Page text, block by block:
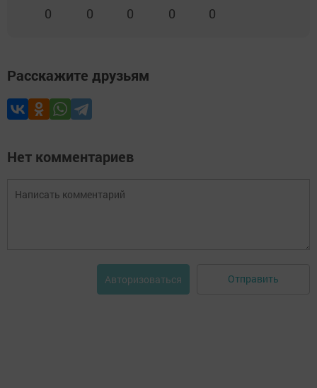
0 0 0 0 0
Расскажите друзьям
Нет комментариев
Авторизоваться Отправить